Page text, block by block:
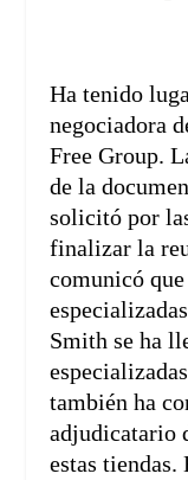
Ha tenido
negociadora
Free Group.
de la
solicitó por
finalizar la
comunicó
Smith se ha
también ha
adjudicatario
estas tiendas.